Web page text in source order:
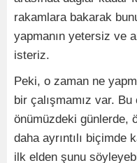
rakamlara bakarak
yapmanın yetersiz ve
isteriz.
Peki, o zaman ne
bir çalışmamız var. Bu
önümüzdeki günlerde,
daha ayrıntılı biçimde
ilk elden şunu